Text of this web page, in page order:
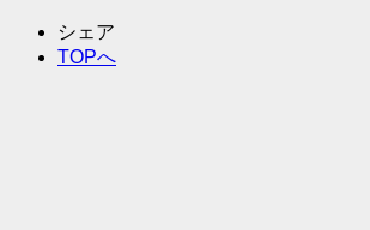
シェア
TOPへ